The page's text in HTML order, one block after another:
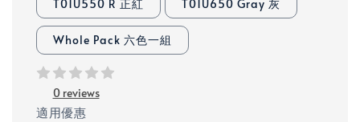
T01U550 R 正紅 T01U650 Gray 灰
Whole Pack 六色一組
0 reviews
適用優惠